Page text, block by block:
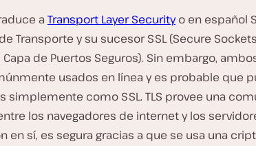
a Transport Layer Securityo en español
Transporte y su sucesor SSL (Secure
de Puertos Seguros). Sin embargo,
usados en línea y es probable que
simplemente como SSL. TLS provee una
los navegadores de internet y los
en sí, es segura gracias a que se usa una